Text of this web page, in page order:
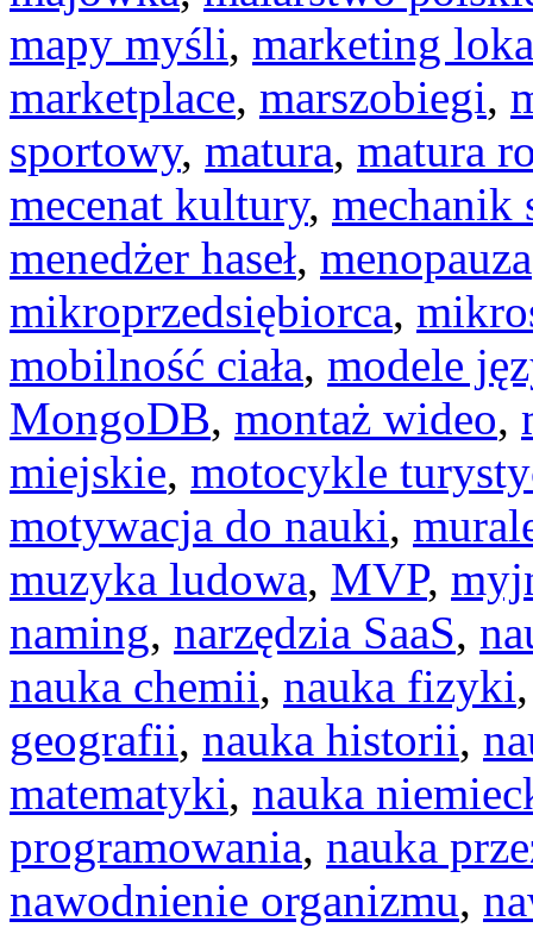
mapy myśli, marketing
marketplace, marszobiegi,
sportowy, matura, matura
mecenat kultury, mechanik
menedżer haseł, menopauza
mikroprzedsiębiorca,
mobilność ciała, modele
MongoDB, montaż wideo,
miejskie, motocykle
motywacja do nauki,
muzyka ludowa, MVP,
naming, narzędzia SaaS,
nauka chemii, nauka fizyki
geografii, nauka historii,
matematyki, nauka
programowania, nauka
nawodnienie organizmu,